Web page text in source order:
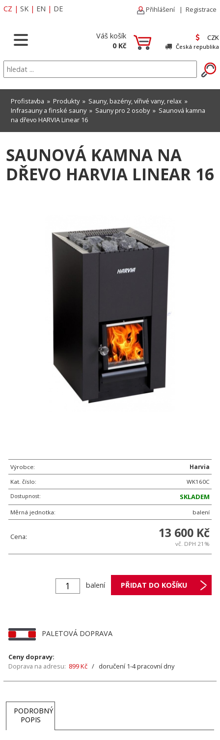
CZ | SK | EN | DE Přihlášení | Registrace
Váš košík
0 Kč
CZK
Česká republika
Profistavba » Produkty» Sauny, bazény, vířivé vany, relax »
Infrasauny a finské sauny» Sauny pro 2 osoby» Saunová kamna
na dřevo HARVIA Linear 16
SAUNOVÁ KAMNA NA
DŘEVO HARVIA LINEAR 16
Výrobce:
Harvia
Kat. číslo:
WK160C
Dostupnost:
SKLADEM
Měrná jednotka: balení
Cena: 13 600 Kč
vč. DPH 21%
balení
PALETOVÁ DOPRAVA
Ceny dopravy:
Doprava na adresu: 899 Kč / doručení 1-4 pracovní dny
PODROBNÝ
POPIS